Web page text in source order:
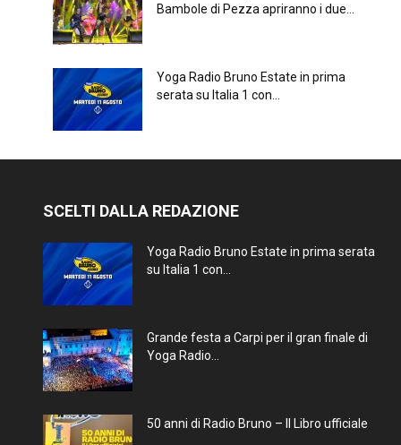
Bambole di Pezza apriranno i due...
Yoga Radio Bruno Estate in prima
serata su Italia 1 con...
SCELTI DALLA REDAZIONE
Yoga Radio Bruno Estate in prima serata
su Italia 1 con...
Grande festa a Carpi per il gran finale di
Yoga Radio...
50 anni di Radio Bruno – Il Libro ufficiale